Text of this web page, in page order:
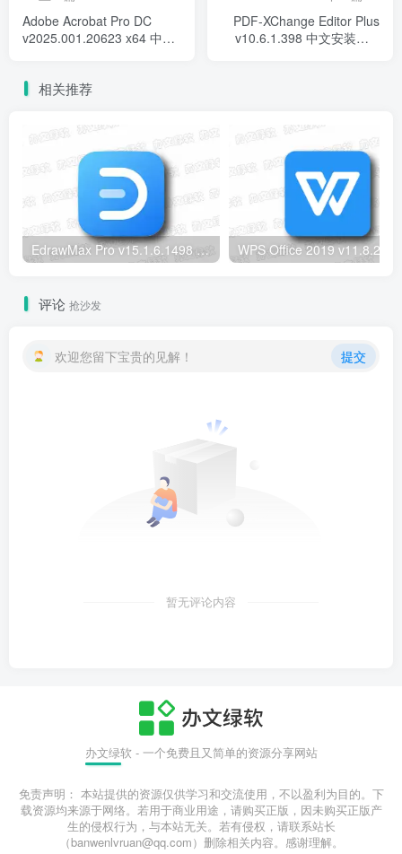
Adobe Acrobat Pro DC
v2025.001.20623 x64 中文
PDF-XChange Editor Plus
v10.6.1.398 中文安装版 –
相关推荐
EdrawMax Pro v15.1.6.1498 绿色版 – 全能AI图示绘图软件
评论 抢沙发
欢迎您留下宝贵的见解！ 提交
暂无评论内容
办文绿软 - 一个免费且又简单的资源分享网站
免责声明： 本站提供的资源仅供学习和交流使用，不以盈利为目的。下
载资源均来源于网络。若用于商业用途，请购买正版，因未购买正版产
生的侵权行为，与本站无关。若有侵权，请联系站长
（banwenlvruan@qq.com）删除相关内容。感谢理解。